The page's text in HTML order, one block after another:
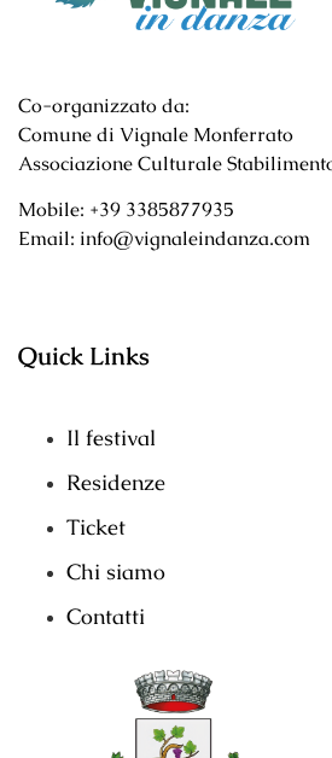
Co-organizzato da:
Comune di Vignale Monferrato
Associazione Culturale
Mobile: +39 3385877935
Email: info@vignaleindanza.com
Quick Links
Il festival
Residenze
Ticket
Chi siamo
Contatti